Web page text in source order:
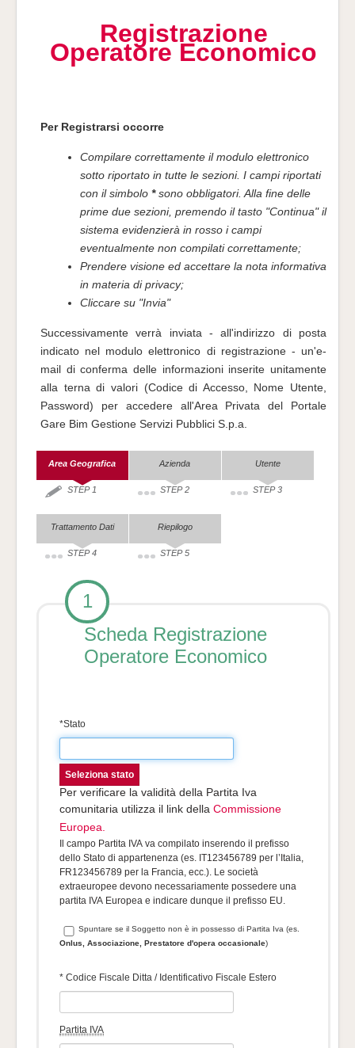
Registrazione
Operatore Economico
Per Registrarsi occorre
Compilare correttamente il modulo elettronico
sotto riportato in tutte le sezioni. I campi riportati
con il simbolo *sono obbligatori. Alla fine delle
prime due sezioni, premendo il tasto "Continua" il
sistema evidenzierà in rosso i campi
eventualmente non compilati correttamente;
Prendere visione ed accettare la nota informativa
in materia di privacy;
Cliccare su "Invia"
Successivamente verrà inviata - all'indirizzo di posta
indicato nel modulo elettronico di registrazione - un'e-
mail di conferma delle informazioni inserite unitamente
alla terna di valori (Codice di Accesso, Nome Utente,
Password) per accedere all'Area Privata del Portale
Gare Bim Gestione Servizi Pubblici S.p.a.
Area Geografica
STEP 1
Azienda
STEP 2
Utente
STEP 3
Trattamento Dati
STEP 4
Riepilogo
STEP 5
1
Scheda Registrazione
Operatore Economico
*Stato
Seleziona stato
Per verificare la validità della Partita Iva
comunitaria utilizza il link della Commissione
Europea.
Il campo Partita IVA va compilato inserendo il prefisso
dello Stato di appartenenza (es. IT123456789 per l’Italia,
FR123456789 per la Francia, ecc.). Le società
extraeuropee devono necessariamente possedere una
partita IVA Europea e indicare dunque il prefisso EU.
Spuntare se il Soggetto non è in possesso di Partita Iva (es.
Onlus, Associazione, Prestatore d'opera occasionale)
* Codice Fiscale Ditta / Identificativo Fiscale Estero
Partita IVA